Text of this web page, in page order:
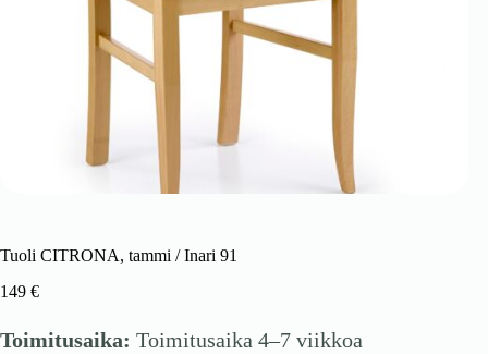
Tuoli CITRONA, tammi / Inari 91
149 €
Toimitusaika: Toimitusaika 4–7 viikkoa